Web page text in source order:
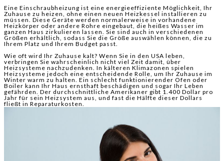
Eine Einschraubheizung ist eine energieeffiziente Möglichkeit, Ihr
Zuhause zu heizen, ohne einen neuen Heizkessel installieren zu
müssen. Diese Geräte werden normalerweise in vorhandene
Heizkörper oder andere Rohre eingebaut, die heißes Wasser im
ganzen Haus zirkulieren lassen. Sie sind auch in verschiedenen
Größen erhältlich, sodass Sie die Größe auswählen können, die zu
Ihrem Platz und Ihrem Budget passt.
Wie oft wird Ihr Zuhause kalt? Wenn Sie in den USA leben,
verbringen Sie wahrscheinlich nicht viel Zeit damit, über
Heizsysteme nachzudenken. In kälteren Klimazonen spielen
Heizsysteme jedoch eine entscheidende Rolle, um Ihr Zuhause im
Winter warm zu halten. Ein schlecht funktionierender Ofen oder
Boiler kann Ihr Haus ernsthaft beschädigen und sogar Ihr Leben
gefährden. Der durchschnittliche Amerikaner gibt 1.400 Dollar pro
Jahr für sein Heizsystem aus, und fast die Hälfte dieser Dollars
fließt in Reparaturkosten.